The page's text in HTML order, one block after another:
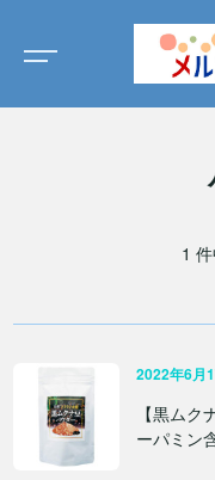
1
2022年6月
【黒ム
ーパミン